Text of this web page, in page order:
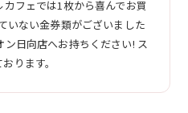
フェでは1枚から喜んでお買
いない金券類がございました
ン日向店へお持ちください! ス
ります。